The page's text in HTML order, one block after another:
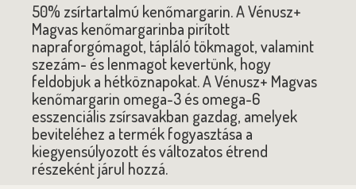
50% zsírtartalmú kenőmargarin. A Vénusz+
Magvas kenőmargarinba pirított
napraforgómagot, tápláló tökmagot, valamint
szezám- és lenmagot kevertünk, hogy
feldobjuk a hétköznapokat. A Vénusz+ Magvas
kenőmargarin omega-3 és omega-6
esszenciális zsírsavakban gazdag, amelyek
beviteléhez a termék fogyasztása a
kiegyensúlyozott és változatos étrend
részeként járul hozzá.